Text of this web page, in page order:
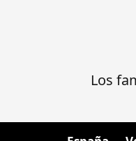
Los